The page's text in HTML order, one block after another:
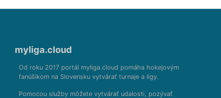
myliga.cloud
Od roku 2017 portál myliga.cloud pomáha hokejovým
fanúšikom na Slovensku vytvárať turnaje a ligy.
Pomocou služby môžete vytvárať udalosti, pozývať